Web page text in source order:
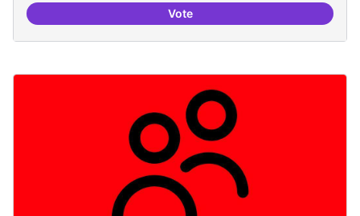
VotePrograma cultural a nivell de